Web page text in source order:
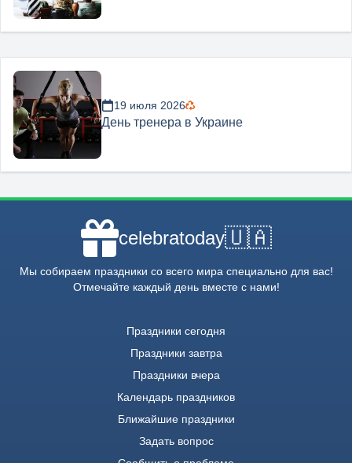
19 июля 2026
День тренера в Украине
celebratoday🇺🇦
Мы собираем праздники со всего мира специально для вас!
Отмечайте каждый день вместе с нами!
Праздники сегодня
Праздники завтра
Праздники вчера
Календарь праздников
Ближайшие праздники
Задать вопрос